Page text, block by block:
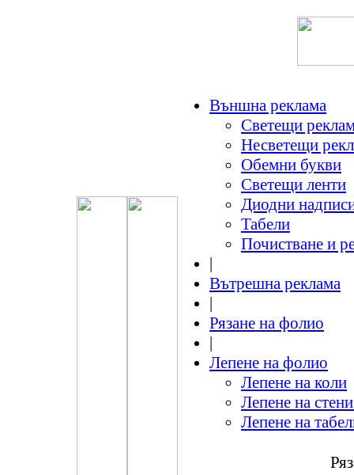
Външна реклама
Светещи
Несветещи
Обемни букви
Светещи ленти
Диодни
Табели
Почистване и
|
Вътрешна реклама
|
Рязане на фолио
|
Лепене на фолио
Лепене на коли
Лепене на
Лепене на